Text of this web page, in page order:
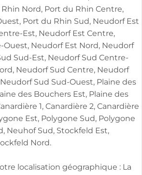
Nord, Port du Rhin Centre,
Port du Rhin Sud, Neudorf Est
Est, Neudorf Est Centre,
Neudorf Est Nord, Neudorf
Sud-Est, Neudorf Sud Centre-
Neudorf Sud Centre, Neudorf
Sud Sud-Ouest, Plaine des
des Bouchers Est, Plaine des
1, Canardière 2, Canardière
Est, Polygone Sud, Polygone
Neuhof Sud, Stockfeld Est,
Nord.
localisation géographique : La